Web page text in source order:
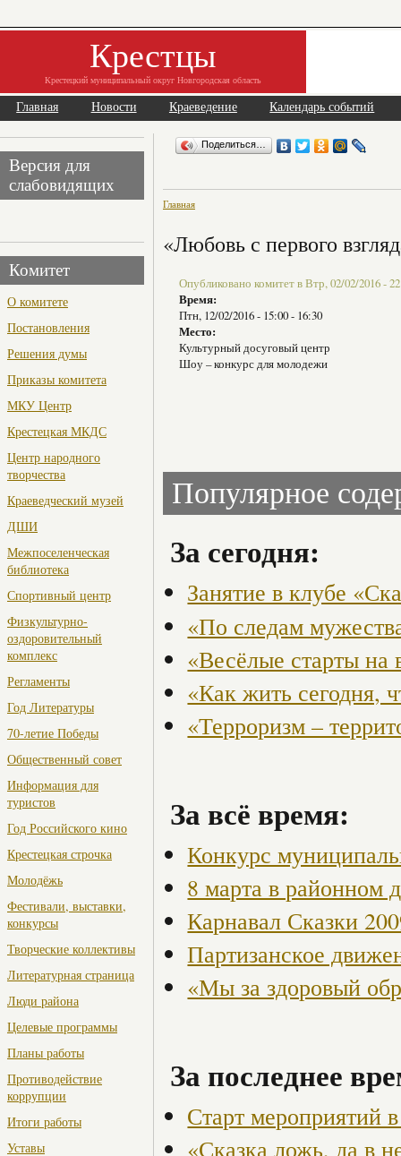
Крестцы
Крестецкий муниципальный округ Новгородская область
Главная Новости Краеведение Календарь событий
Версия для
слабовидящих
Комитет
О комитете
Постановления
Решения думы
Приказы комитета
МКУ Центр
Крестецкая МКДС
Центр народного
творчества
Краеведческий музей
ДШИ
Межпоселенческая
библиотека
Спортивный центр
Физкультурно-
оздоровительный
комплекс
Регламенты
Год Литературы
70-летие Победы
Общественный совет
Информация для
туристов
Год Российского кино
Крестецкая строчка
Молодёжь
Фестивали, выставки,
конкурсы
Творческие коллективы
Литературная страница
Люди района
Целевые программы
Планы работы
Противодействие
коррупции
Итоги работы
Уставы
Поделиться…
Главная
«Любовь с первого
Опубликовано комитет в Втр, 02/02/2016 -
Время:
Птн, 12/02/2016 - 15:00- 16:30
Место:
Культурный досуговый центр
Шоу – конкурс для молодежи
Популярное
За сегодня:
Занятие в клубе
«По следам
«Весёлые старты на
«Как жить сегодня,
«Терроризм –
За всё время:
Конкурс
8 марта в районном
Карнавал Сказки
Партизанское
«Мы за здоровый
За последнее
Старт мероприятий
«Сказка ложь, да в